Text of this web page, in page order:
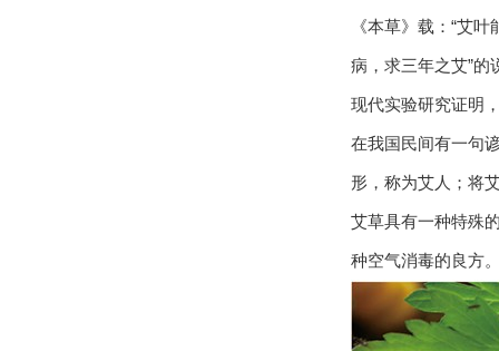
《本草》载：“艾
病，求三年之艾”的
现代实验研究证明
在我国民间有一句
形，称为艾人；将
艾草具有一种特殊
种空气消毒的良方